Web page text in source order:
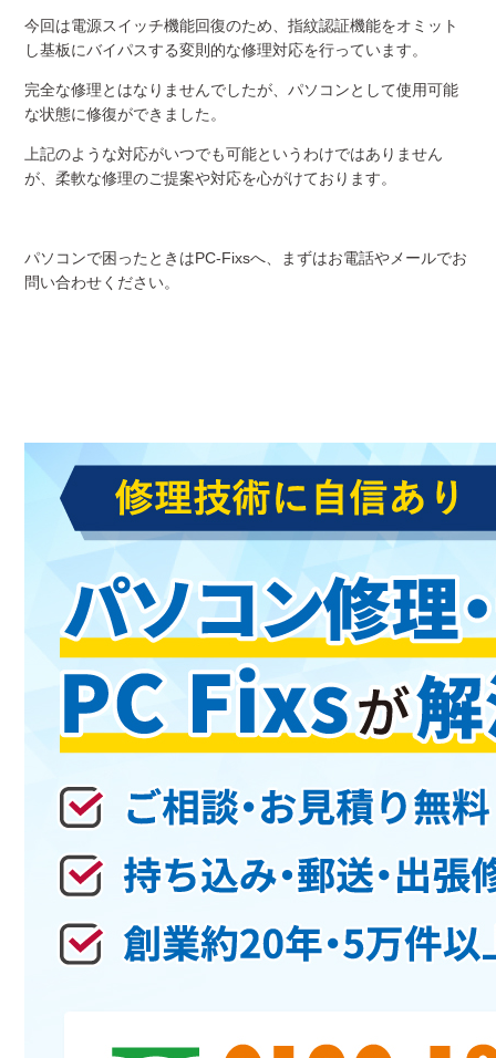
今回は電源スイッチ機能回復のため、指紋認証機能をオミット
し基板にバイパスする変則的な修理対応を行っています。
完全な修理とはなりませんでしたが、パソコンとして使用可能
な状態に修復ができました。
上記のような対応がいつでも可能というわけではありません
が、柔軟な修理のご提案や対応を心がけております。
パソコンで困ったときはPC-Fixsへ、まずはお電話やメールでお
問い合わせください。